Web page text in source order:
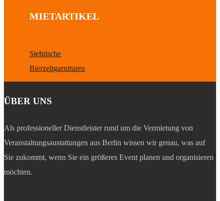
MIETARTIKEL
Stehtische
Bierzeltgarnituren
ÜBER UNS
Als professioneller Dienstleister rund um die Vermietung von
Veranstaltungsaustattungen aus Berlin wissen wir genau, was auf
Sie zukommt, wenn Sie ein größeres Event planen und organisieren
möchten.